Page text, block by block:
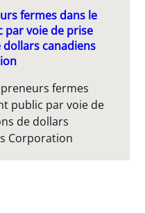
fermes dans le
par voie de prise
canadiens
fermes
public par voie de
de dollars
Corporation